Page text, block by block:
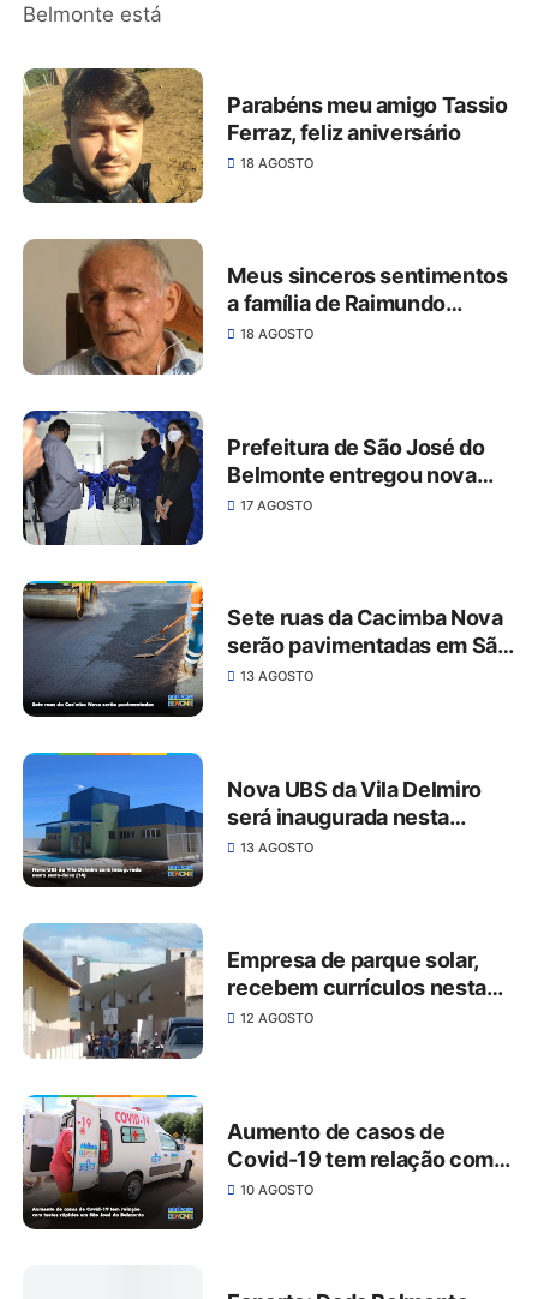
Parabéns meu amigo Tassio
Ferraz, feliz aniversário
18 AGOSTO
Meus sinceros sentimentos
a família de Raimundo
Pereira
18 AGOSTO
Prefeitura de São José do
Belmonte entregou nova
UBS da Vila Delmiro
17 AGOSTO
Sete ruas da Cacimba Nova
serão pavimentadas em São
José do Belmonte
13 AGOSTO
Nova UBS da Vila Delmiro
será inaugurada nesta
sexta-feira (14) em São José
13 AGOSTO
Empresa de parque solar,
recebem currículos nesta
quarta-feira na casa da
12 AGOSTO
Aumento de casos de
Covid-19 tem relação com
testes rápidos em São José
10 AGOSTO